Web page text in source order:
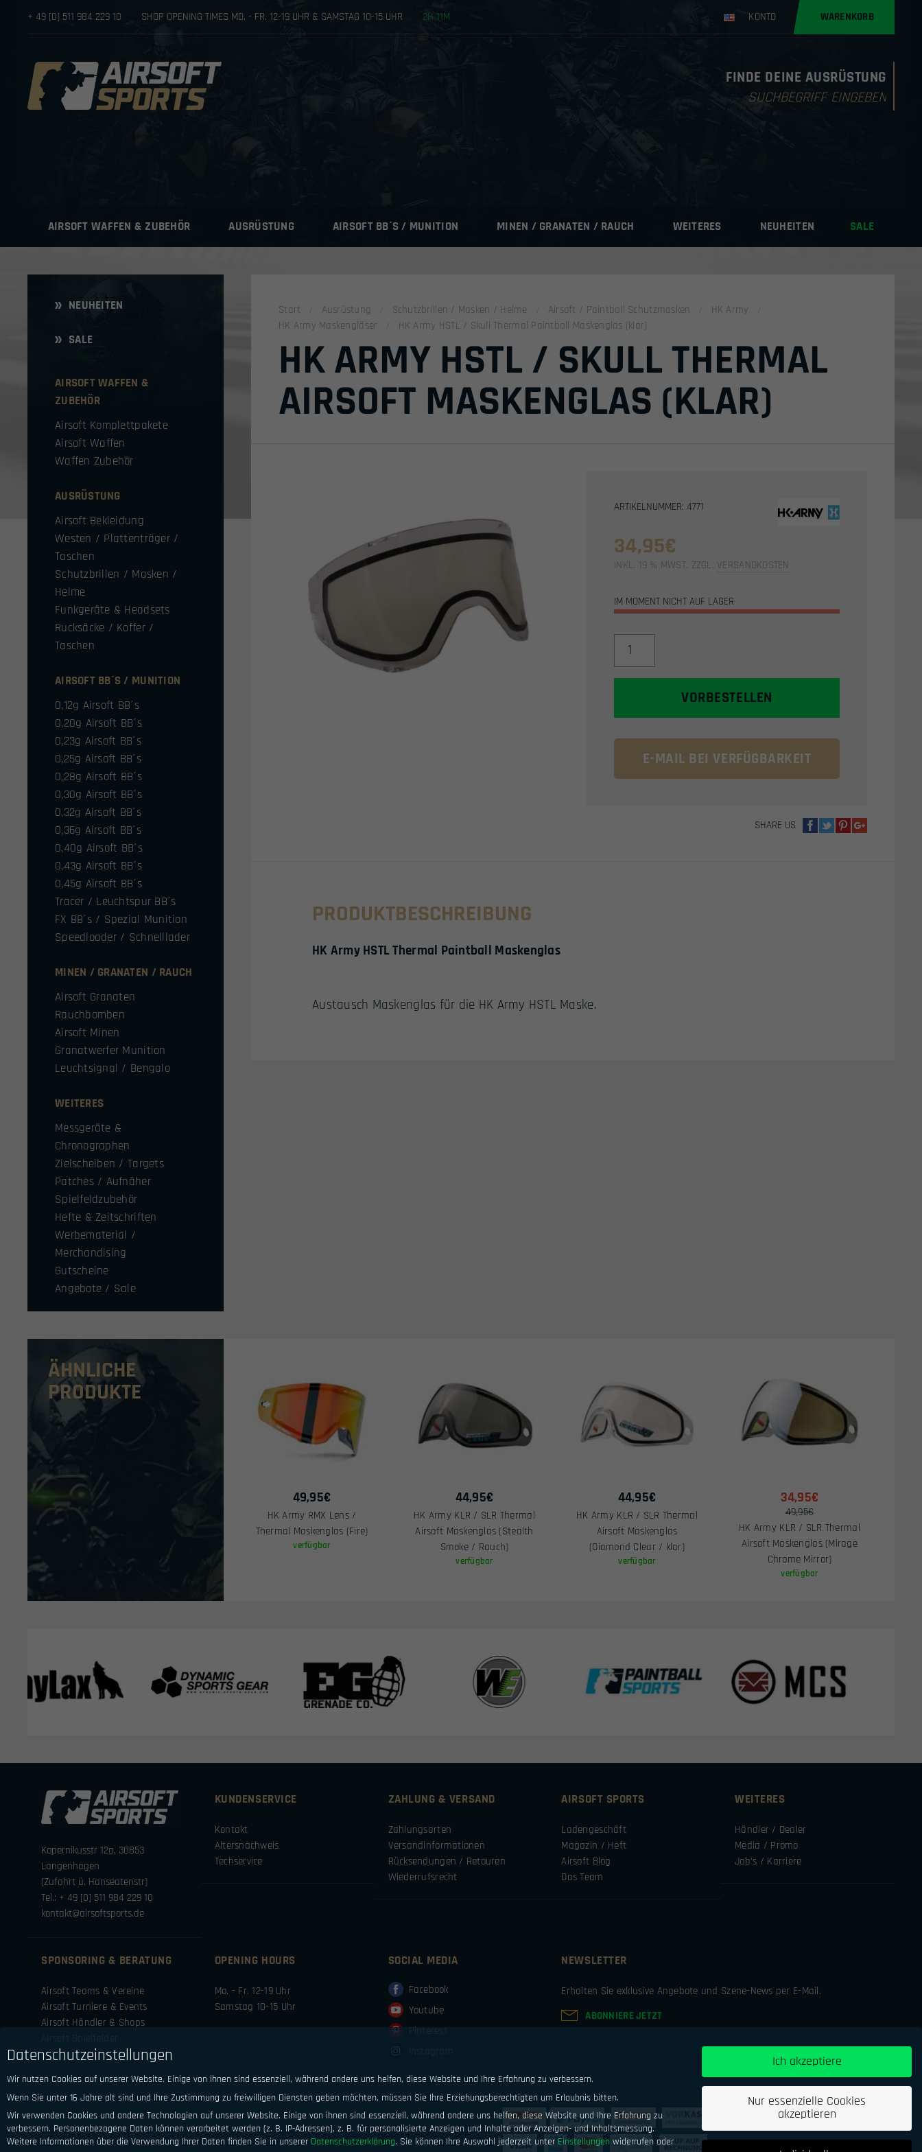
+ 49 [0] 511 984 229 10 SHOP OPENING TIMES MO. - FR. 12-19 UHR & SAMSTAG 10-15 UHR 2H 11M KONTO WARENKORB
FINDE DEINE AUSRÜSTUNG
Products
AIRSOFT WAFFEN & ZUBEHÖR AUSRÜSTUNG AIRSOFT BB´S / MUNITION MINEN / GRANATEN / RAUCH WEITERES NEUHEITEN SALE
NEUHEITEN
SALE
AIRSOFT WAFFEN &
ZUBEHÖR
Airsoft Komplettpakete
Airsoft Waffen
Waffen Zubehör
AUSRÜSTUNG
Airsoft Bekleidung
Westen / Plattenträger /
Taschen
Schutzbrillen / Masken /
Helme
Funkgeräte & Headsets
Rucksäcke / Koffer /
Taschen
AIRSOFT BB´S / MUNITION
0,12g Airsoft BB´s
0,20g Airsoft BB´s
0,23g Airsoft BB´s
0,25g Airsoft BB´s
0,28g Airsoft BB´s
0,30g Airsoft BB´s
0,32g Airsoft BB´s
0,36g Airsoft BB´s
0,40g Airsoft BB´s
0,43g Airsoft BB´s
0,45g Airsoft BB´s
Tracer / Leuchtspur BB´s
FX BB´s / Spezial Munition
Speedloader / Schnelllader
MINEN / GRANATEN / RAUCH
Airsoft Granaten
Rauchbomben
Airsoft Minen
Granatwerfer Munition
Leuchtsignal / Bengalo
WEITERES
Messgeräte &
Chronographen
Zielscheiben / Targets
Patches / Aufnäher
Spielfeldzubehör
Hefte & Zeitschriften
Werbematerial /
Merchandising
Gutscheine
Angebote / Sale
Start Ausrüstung Schutzbrillen / Masken / Helme Airsoft / Paintball Schutzmasken
HK Army
HK Army Maskengläser
HK Army HSTL / Skull Thermal Paintball Maskenglas (klar)
HK ARMY HSTL / SKULL THERMAL
AIRSOFT MASKENGLAS (KLAR)
ARTIKELNUMMER: 4771
34,95€
INKL. 19 % MWST. ZZGL. VERSANDKOSTEN
IM MOMENT NICHT AUF LAGER
ARMY
THERMAL
AIRSOFT
MASKENGLAS
MENGE
VORBESTELLEN
E-MAIL BEI VERFÜGBARKEIT
SHARE US
PRODUKTBESCHREIBUNG
HK Army HSTL Thermal Paintball Maskenglas
Austausch Maskenglas für die HK Army HSTL Maske.
ÄHNLICHE
PRODUKTE
49,95€
HK Army RMX Lens /
Thermal Maskenglas (Fire)
verfügbar
44,95€
HK Army KLR / SLR Thermal
Airsoft Maskenglas (Stealth
Smoke / Rauch)
verfügbar
44,95€
HK Army KLR / SLR Thermal
Airsoft Maskenglas
(Diamond Clear / klar)
verfügbar
34,95€
49,95€
HK Army KLR / SLR Thermal
Airsoft Maskenglas (Mirage
Chrome Mirror)
verfügbar
Kopernikusstr 12a, 30853
Langenhagen
(Zufahrt ü. Hanseatenstr)
Tel.: + 49 [0] 511 984 229 10
kontakt@airsoftsports.de
KUNDENSERVICE
Kontakt
Altersnachweis
Techservice
ZAHLUNG & VERSAND
Zahlungsarten
Versandinformationen
Rücksendungen / Retouren
Wiederrufsrecht
AIRSOFT SPORTS
Ladengeschäft
Magazin / Heft
Airsoft Blog
Das Team
WEITERES
Händler / Dealer
Media / Promo
Job’s / Karriere
SPONSORING & BERATUNG
Airsoft Teams & Vereine
Airsoft Turniere & Events
Airsoft Händler & Shops
OPENING HOURS
Mo. - Fr. 12-19 Uhr
Samstag 10-15 Uhr
SOCIAL MEDIA
Facebook
Youtube
Pinterest
NEWSLETTER
Erhalten Sie exklusive Angebote und Szene-News per E-Mail.
ABONNIERE JETZT
Datenschutzeinstellungen
Wir nutzen Cookies auf unserer Website. Einige von ihnen sind essenziell, während andere uns helfen, diese Website und Ihre Erfahrung zu verbessern.
Wenn Sie unter 16 Jahre alt sind und Ihre Zustimmung zu freiwilligen Diensten geben möchten, müssen Sie Ihre Erziehungsberechtigten um Erlaubnis bitten.
Wir verwenden Cookies und andere Technologien auf unserer Website. Einige von ihnen sind essenziell, während andere uns helfen, diese Website und Ihre Erfahrung zu
verbessern. Personenbezogene Daten können verarbeitet werden (z. B. IP-Adressen), z. B. für personalisierte Anzeigen und Inhalte oder Anzeigen- und Inhaltsmessung.
Weitere Informationen über die Verwendung Ihrer Daten finden Sie in unserer Datenschutzerklärung. Sie können Ihre Auswahl jederzeit unter Einstellungen widerrufen oder
Ich akzeptiere
Nur essenzielle Cookies
akzeptieren